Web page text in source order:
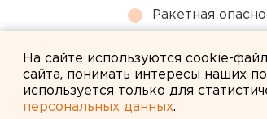
Ракетная
На сайте используются cookie-
сайта, понимать интересы наших
используется только для
персональных данных.